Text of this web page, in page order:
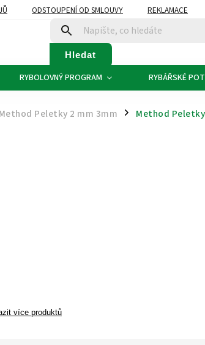
ODSTOUPENÍ OD SMLOUVY REKLAMACE
Hledat
RYBOLOVNÝ PROGRAM RYBÁŘSKÉ
Method Peletky 2 mm 3mm / Method
více produktů